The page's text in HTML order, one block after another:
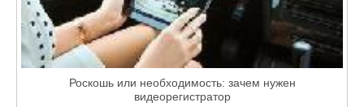
Роскошь или необходимость: зачем нужен
видеорегистратор